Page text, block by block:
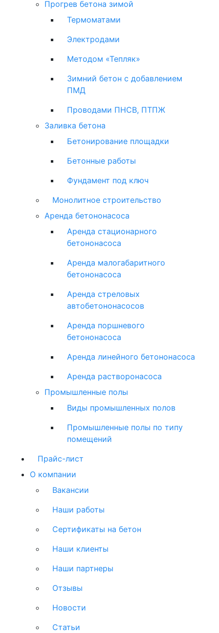
Прогрев бетона зимой
Термоматами
Электродами
Методом «Тепляк»
Зимний бетон с добавлением
ПМД
Проводами ПНСВ, ПТПЖ
Заливка бетона
Бетонирование площадки
Бетонные работы
Фундамент под ключ
Монолитное строительство
Аренда бетононасоса
Аренда стационарного
бетононасоса
Аренда малогабаритного
бетононасоса
Аренда стреловых
автобетононасосов
Аренда поршневого
бетононасоса
Аренда линейного бетононасоса
Аренда растворонасоса
Промышленные полы
Виды промышленных полов
Промышленные полы по типу
помещений
Прайс-лист
О компании
Вакансии
Наши работы
Сертификаты на бетон
Наши клиенты
Наши партнеры
Отзывы
Новости
Статьи